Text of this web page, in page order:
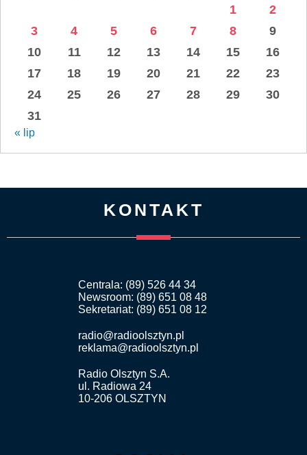
1
2
3
4 5 6 7 8
9
10
11 12 13 14 15
16
17
18 19 20 21 22
23
24
25 26 27 28 29
30
31
« lip
KONTAKT
Centrala: (89) 526 44 34
Newsroom: (89) 651 08 48
Sekretariat: (89) 651 08 12
radio@radioolsztyn.pl
reklama@radioolsztyn.pl
Radio Olsztyn S.A.
ul. Radiowa 24
10-206 OLSZTYN